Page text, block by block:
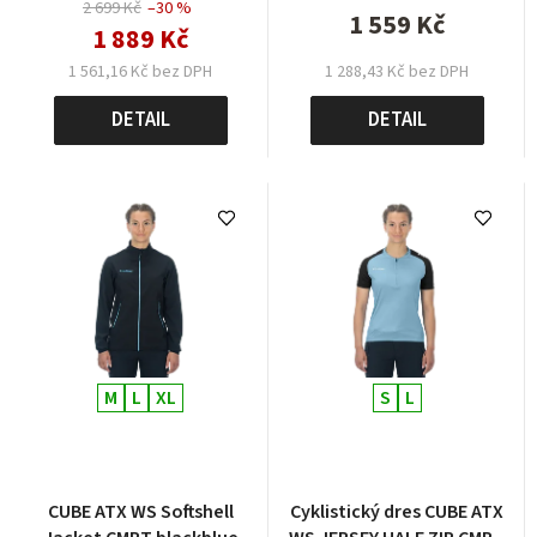
2 699 Kč
1 561,16 Kč bez DPH
1 889 Kč
–30 %
DETAIL
1 288,43 Kč bez DPH
1 559 Kč
DETAIL
M L XL
CUBE ATX WS Softshell
S L
Cyklistický dres CUBE ATX